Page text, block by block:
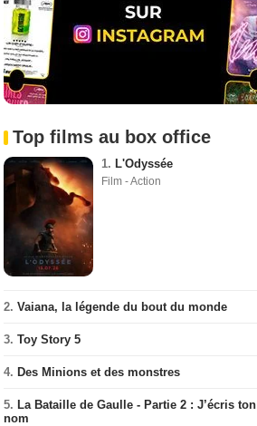
Top films au box office
1. L'Odyssée
Film - Action
2. Vaiana, la légende du bout du monde
3. Toy Story 5
4. Des Minions et des monstres
5. La Bataille de Gaulle - Partie 2 : J’écris ton
nom